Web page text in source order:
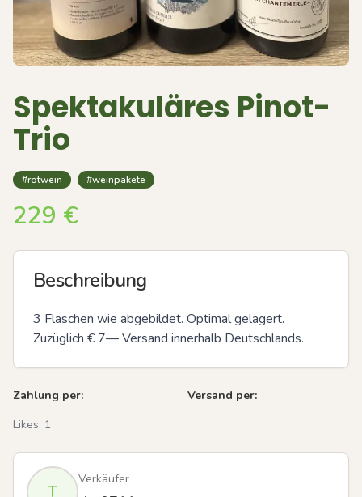
Spektakuläres Pinot-
Trio
#rotwein #weinpakete
229 €
Beschreibung
3 Flaschen wie abgebildet. Optimal gelagert.
Zuzüglich € 7— Versand innerhalb Deutschlands.
Zahlung per:
Versand per:
Likes: 1
T
Verkäufer